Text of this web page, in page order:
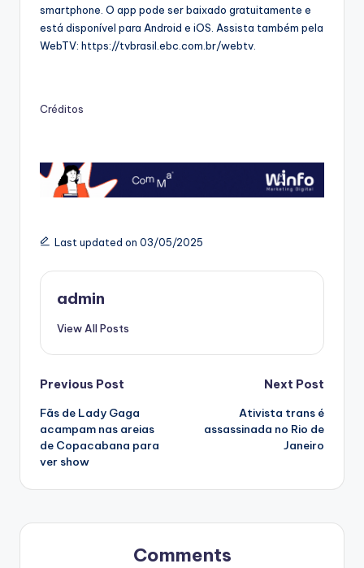
smartphone. O app pode ser baixado gratuitamente e
está disponível para Android e iOS. Assista também pela
WebTV: https://tvbrasil.ebc.com.br/webtv.
Créditos
Last updated on 03/05/2025
admin
View All Posts
Post
navigation
Previous Post
Fãs de Lady Gaga
acampam nas areias
de Copacabana para
ver show
Next Post
Ativista trans é
assassinada no Rio de
Janeiro
Comments